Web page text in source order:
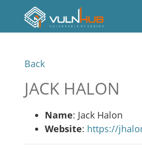
Back
JACK HALON
Name: Jack Halon
Website: https://